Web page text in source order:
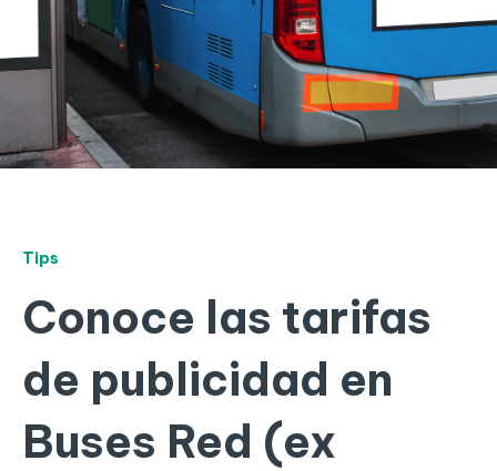
Tips
Conoce las tarifas
de publicidad en
Buses Red (ex